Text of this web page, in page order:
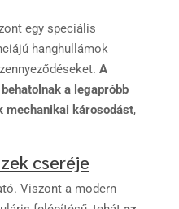
egy speciális
hanghullámok
A
a legapróbb
mechanikai károsodást,
cseréje
Viszont a modern